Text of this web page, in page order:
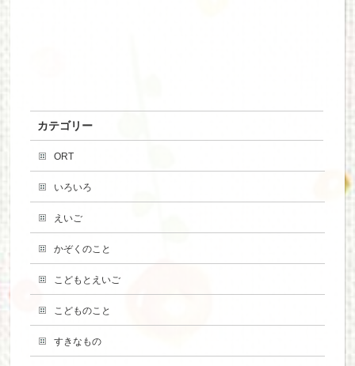
カテゴリー
ORT
いろいろ
えいご
かぞくのこと
こどもとえいご
こどものこと
すきなもの